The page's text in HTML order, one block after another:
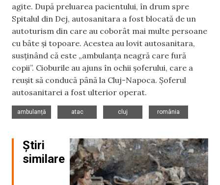
agite. După preluarea pacientului, în drum spre
Spitalul din Dej, autosanitara a fost blocată de un
autoturism din care au coborât mai multe persoane
cu bâte și topoare. Acestea au lovit autosanitara,
susținând că este „ambulanța neagră care fură
copii”. Cioburile au ajuns în ochii șoferului, care a
reușit să conducă până la Cluj-Napoca. Șoferul
autosanitarei a fost ulterior operat.
ambulanță
atac
cluj
românia
Știri
similare